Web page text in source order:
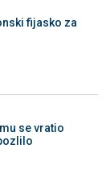
fijasko za
se vratio